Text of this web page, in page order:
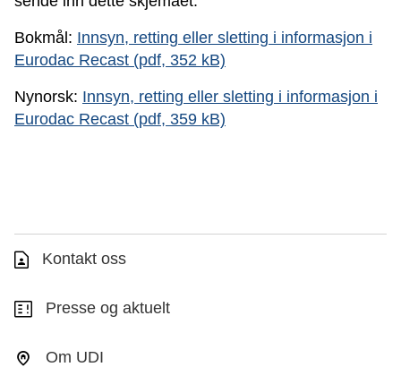
Bokmål: Innsyn, retting eller sletting i informasjon i
Eurodac Recast (pdf, 352 kB)
Nynorsk: Innsyn, retting eller sletting i informasjon i
Eurodac Recast (pdf, 359 kB)
Kontakt oss
Presse og aktuelt
Om UDI